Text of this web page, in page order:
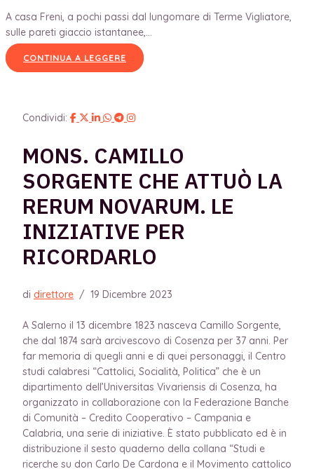
A casa Freni, a pochi passi dal lungomare di Terme Vigliatore,
sulle pareti giaccio istantanee,...
CONTINUA A LEGGERE
Condividi:
MONS. CAMILLO
SORGENTE CHE ATTUÒ LA
RERUM NOVARUM. LE
INIZIATIVE PER
RICORDARLO
di direttore / 19 Dicembre 2023
A Salerno il 13 dicembre 1823 nasceva Camillo Sorgente,
che dal 1874 sarà arcivescovo di Cosenza per 37 anni. Per
far memoria di quegli anni e di quei personaggi, il Centro
studi calabresi “Cattolici, Socialità, Politica” che è un
dipartimento dell’Universitas Vivariensis di Cosenza, ha
organizzato in collaborazione con la Federazione Banche
di Comunità – Credito Cooperativo – Campania e
Calabria, una serie di iniziative. È stato pubblicato ed è in
distribuzione il sesto quaderno della collana “Studi e
ricerche su don Carlo De Cardona e il Movimento cattolico